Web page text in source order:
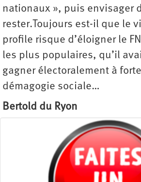
nationaux », puis envisager
rester.Toujours est-il que le
profile risque d’éloigner le
les plus populaires, qu’il
gagner électoralement à
démagogie sociale…
Bertold du Ryon